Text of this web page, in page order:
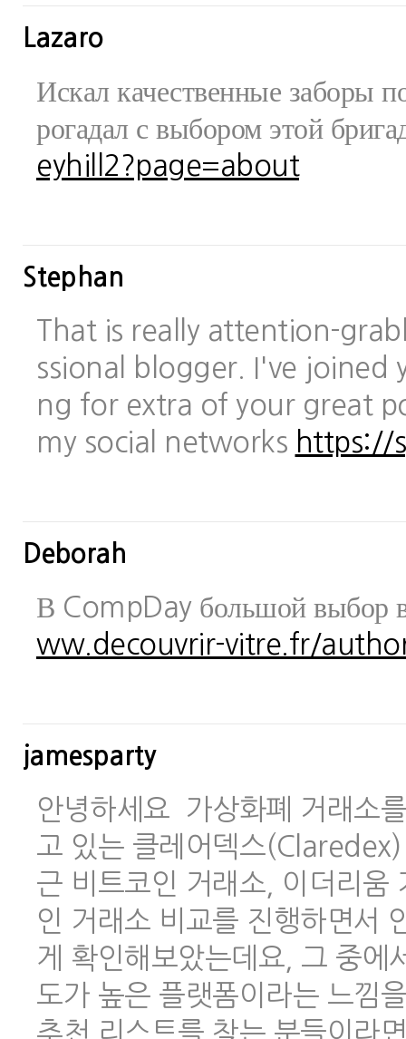
Lazaro
Искал качественные заборы
рогадал с выбором этой
eyhill2?page=about
Stephan
That is really attention-
ssional blogger. I've joined
ng for extra of your great
my social networks https://
Deborah
В CompDay большой выбор
ww.decouvrir-vitre.fr/
jamesparty
안녕하세요 가상화폐 거래소
고 있는 클레어덱스
근 비트코인 거래소, 이더리움
인 거래소 비교를 진행하면서
게 확인해보았는데요, 그 중에
도가 높은 플랫폼이라는 느낌
추천 리스트를 찾는 분들이라